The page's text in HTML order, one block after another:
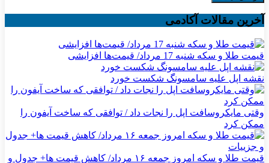
آخرین مقالات آکادمی
قیمت طلا و سکه شنبه 17 مرداد/ قیمت‌ها افزایشی
نقشه اپل علیه سامسونگ شکست خورد
وقتی مایکروسافت اپل را نجات داد / توافقی که ساخت آیفون را
ممکن کرد
قیمت طلا و سکه امروز جمعه ۱۶ مرداد/ کاهش قیمت ها+ جدول و